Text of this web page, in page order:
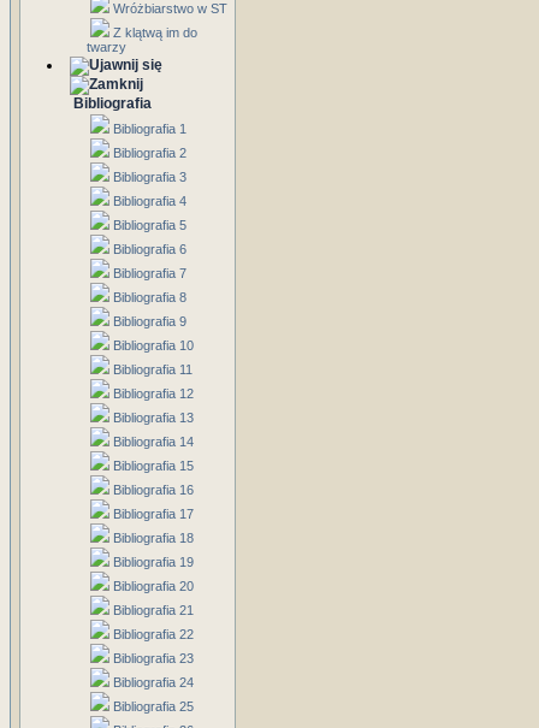
Wróżbiarstwo w ST
Z klątwą im do
twarzy
Bibliografia
Bibliografia 1
Bibliografia 2
Bibliografia 3
Bibliografia 4
Bibliografia 5
Bibliografia 6
Bibliografia 7
Bibliografia 8
Bibliografia 9
Bibliografia 10
Bibliografia 11
Bibliografia 12
Bibliografia 13
Bibliografia 14
Bibliografia 15
Bibliografia 16
Bibliografia 17
Bibliografia 18
Bibliografia 19
Bibliografia 20
Bibliografia 21
Bibliografia 22
Bibliografia 23
Bibliografia 24
Bibliografia 25